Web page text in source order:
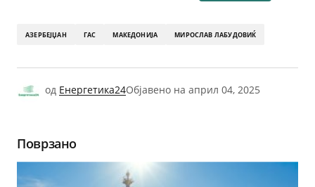
АЗЕРБЕЈЏАН ГАС МАКЕДОНИЈА МИРОСЛАВ ЛАБУДОВИЌ
од Енергетика24Објавено на април 04, 2025
Поврзано